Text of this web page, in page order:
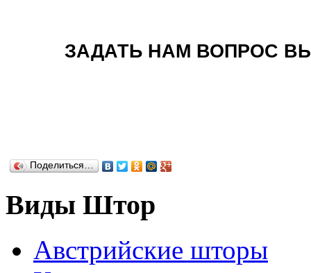
ЗАДАТЬ НАМ ВОПРОС
Поделиться…
Виды Штор
Австрийские шторы